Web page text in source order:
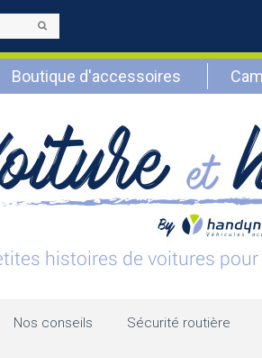
Boutique d'accessoires
Nos conseils Sécurité routière